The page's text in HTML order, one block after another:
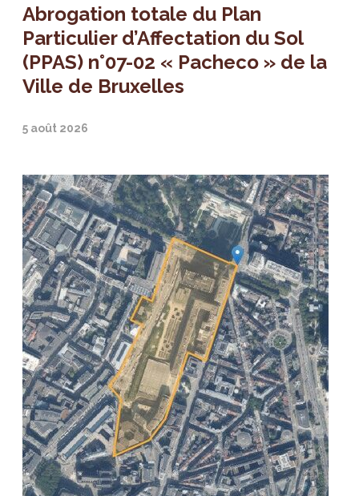
Abrogation totale du Plan
Particulier d’Affectation du Sol
(PPAS) n°07-02 « Pacheco » de la
Ville de Bruxelles
5 août 2026